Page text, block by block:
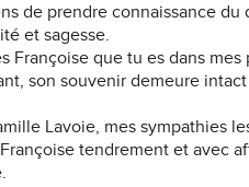
de prendre connaissance du
et sagesse.
Françoise que tu es dans
son souvenir demeure
Lavoie, mes sympathies
tendrement et avec